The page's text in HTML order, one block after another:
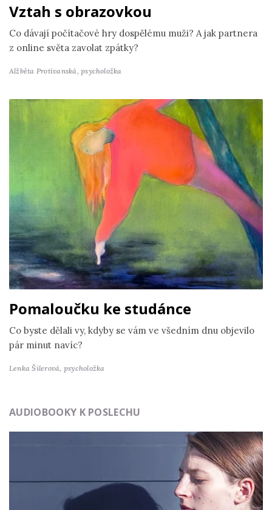
Vztah s obrazovkou
Co dávají počítačové hry dospělému muži? A jak partnera
z online světa zavolat zpátky?
Alžběta Protivanská,psycholožka
Pomaloučku ke studánce
Co byste dělali vy, kdyby se vám ve všedním dnu objevilo
pár minut navíc?
Lenka Šilerová, psycholožka
AUDIOBOOKY K POSLECHU